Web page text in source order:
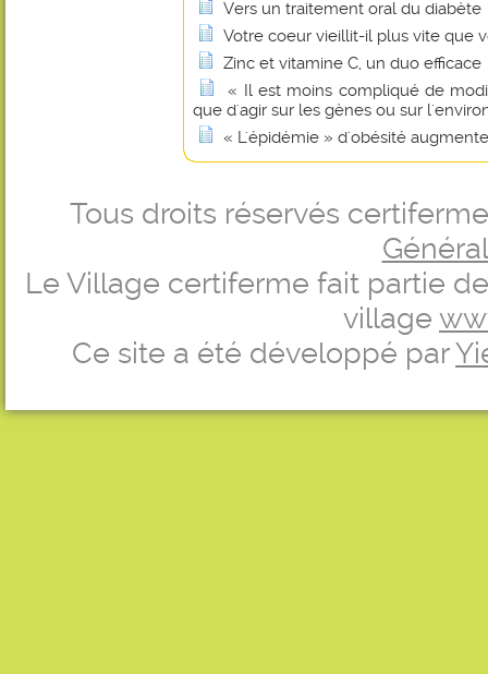
Vers un traitement oral du diabète
Votre coeur vieillit-il plus vite que
Zinc et vitamine C, un duo efficace
« Il est moins compliqué de
que d'agir sur les gènes ou sur
« L'épidémie » d'obésité
Tous droits réservés
Le Village certiferme fait partie
village
Ce site a été développé par